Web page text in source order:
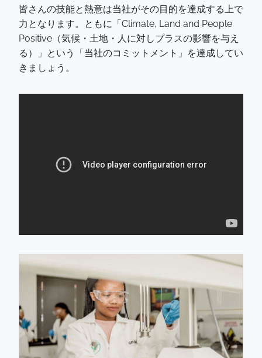
皆さんの技能と熱意は当社がその目的を達成する上で
力となります。ともに「Climate, Land and People
Positive（気候・土地・人に対しプラスの影響を与え
る）」という「当社のコミットメント」を達成してい
きましょう。